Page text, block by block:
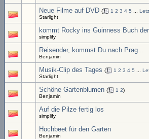
Neue Filme auf DVD ( 1 2 3 4 5
Starlight
kommt Rocky ins Guinness Buch
simplify
Reisender, kommst Du nach Prag...
Benjamin
Musik-Clip des Tages ( 1 2 3 4 5
Starlight
Schöne Gartenblumen ( 1 2)
Benjamin
Auf die Pilze fertig los
simplify
Hochbeet für den Garten
Benjamin